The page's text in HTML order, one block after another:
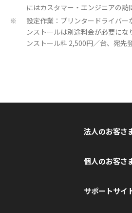
にはカスタマー・エンジニアの訪
※
設定作業：プリンタードライバー
ンストールは別途料金が必要にな
ンストール料 2,500円／台、宛先
法人のお客さ
個人のお客さ
サポートサイ